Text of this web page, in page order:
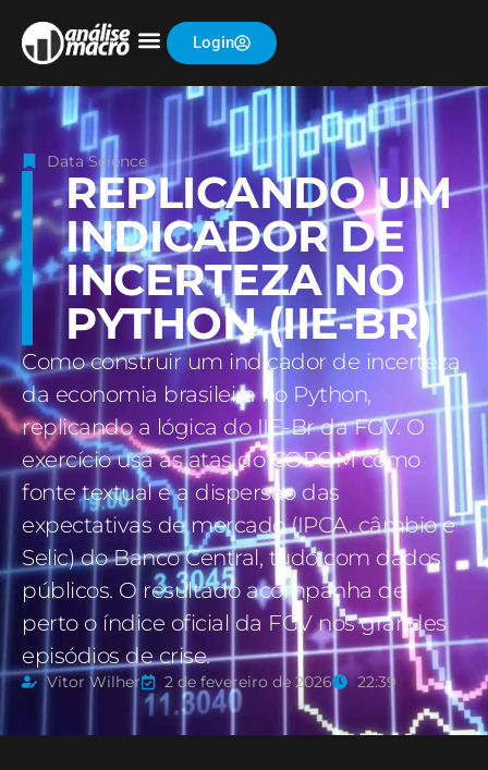
Login
Data Science
REPLICANDO UM
INDICADOR DE
INCERTEZA NO
PYTHON (IIE-BR)
Como construir um indicador de incerteza
da economia brasileira no Python,
replicando a lógica do IIE-Br da FGV. O
exercício usa as atas do COPOM como
fonte textual e a dispersão das
expectativas de mercado (IPCA, câmbio e
Selic) do Banco Central, tudo com dados
públicos. O resultado acompanha de
perto o índice oficial da FGV nos grandes
episódios de crise.
Vitor Wilher 2 de fevereiro de 2026 22:39